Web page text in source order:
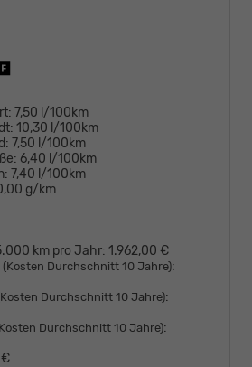
7,50 l/100km
10,30 l/100km
7,50 l/100km
6,40 l/100km
7,40 l/100km
g/km
km pro Jahr: 1.962,00 €
(Kosten Durchschnitt 10 Jahre):
Durchschnitt 10 Jahre):
Durchschnitt 10 Jahre):
€